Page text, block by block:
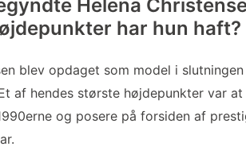
Helena
har hun haft?
blev opdaget som model i
af hendes største højdepunkter var
og posere på forsiden af